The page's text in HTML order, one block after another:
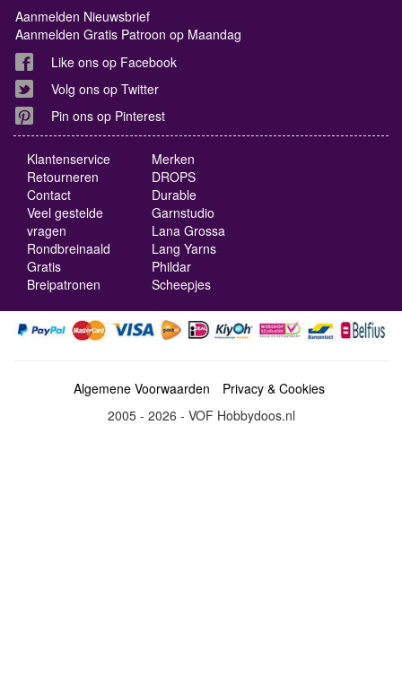
Aanmelden Nieuwsbrief
Aanmelden Gratis Patroon op Maandag
Like ons op Facebook
Volg ons op Twitter
Pin ons op Pinterest
Klantenservice
Retourneren
Contact
Veel gestelde
vragen
Rondbreinaald
Gratis
Breipatronen
Merken
DROPS
Durable
Garnstudio
Lana Grossa
Lang Yarns
Phildar
Scheepjes
Algemene Voorwaarden
Privacy & Cookies
2005 - 2026 - VOF Hobbydoos.nl